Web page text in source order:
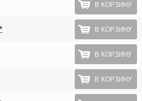
В КОРЗИНУ
В КОРЗИНУ
В КОРЗИНУ
В КОРЗИНУ